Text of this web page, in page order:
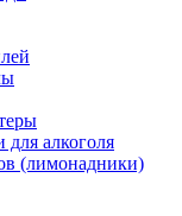
алкоголя
(лимонадники)